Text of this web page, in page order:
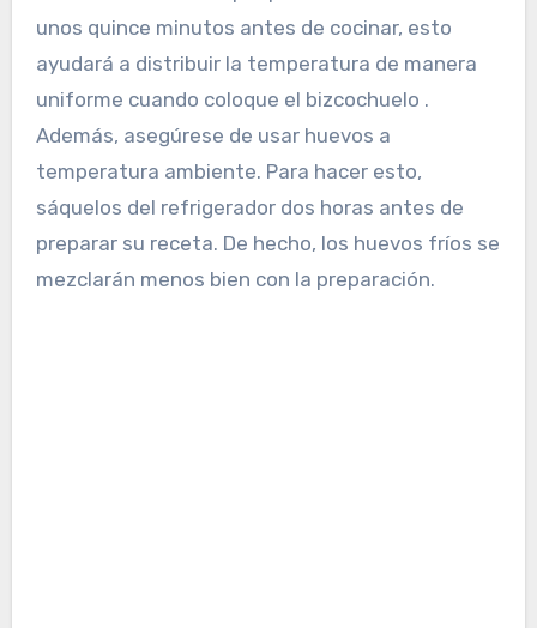
unos quince minutos antes de cocinar, esto
ayudará a distribuir la temperatura de manera
uniforme cuando coloque el bizcochuelo .
Además, asegúrese de usar huevos a
temperatura ambiente. Para hacer esto,
sáquelos del refrigerador dos horas antes de
preparar su receta. De hecho, los huevos fríos se
mezclarán menos bien con la preparación.